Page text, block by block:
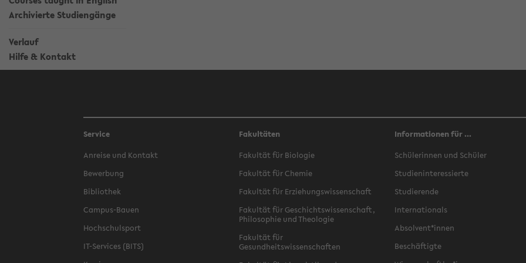
Archivierte Studiengänge
Verlauf
Hilfe & Kontakt
Service
Anreise und Kontakt
Bewerbung
Bibliothek
Campus-Bauen
Hochschulsport
IT-Services (BITS)
Fakultäten
Fakultät für Biologie
Fakultät für Chemie
Fakultät für Erziehungswissenschaft
Fakultät für Geschichtswissenschaft,
Philosophie und Theologie
Fakultät für
Gesundheitswissenschaften
Informationen für ...
Schülerinnen und Schüler
Studieninteressierte
Studierende
Internationals
Absolvent*innen
Beschäftigte